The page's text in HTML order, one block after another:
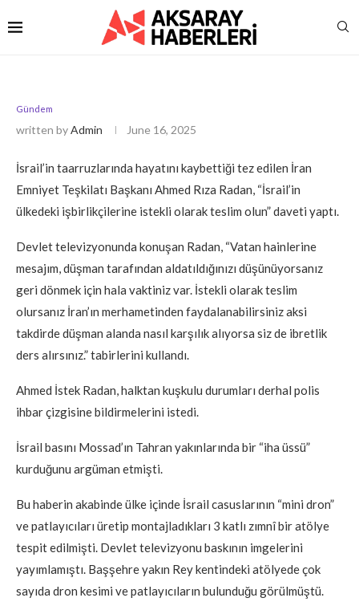
Gündem
written byAdmin June 16, 2025
İsrail’in taarruzlarında hayatını kaybettiği tez edilen İran
Emniyet Teşkilatı Başkanı Ahmed Rıza Radan, “İsrail’in
ülkedeki işbirlikçilerine istekli olarak teslim olun” daveti yaptı.
Devlet televizyonunda konuşan Radan, “Vatan hainlerine
mesajım, düşman tarafından aldatıldığınızı düşünüyorsanız
geri dönmek için hala vaktiniz var. İstekli olarak teslim
olursanız İran’ın merhametinden faydalanabilirsiniz aksi
takdirde düşman alanda nasıl karşılık alıyorsa siz de ibretlik
ders alırsınız.” tabirlerini kullandı.
Ahmed İstek Radan, halktan kuşkulu durumları derhal polis
ihbar çizgisine bildirmelerini istedi.
İsrail basını Mossad’ın Tahran yakınlarında bir “iha üssü”
kurduğunu argüman etmişti.
Bu haberin akabinde ülke içinde İsrail casuslarının “mini dron”
ve patlayıcıları üretip montajladıkları 3 katlı zımnî bir atölye
tespit edilmişti. Devlet televizyonu baskının imgelerini
yayımlamıştı. Başşehre yakın Rey kentindeki atölyede çok
sayıda dron kesimi ve patlayıcıların bulunduğu görülmüştü.